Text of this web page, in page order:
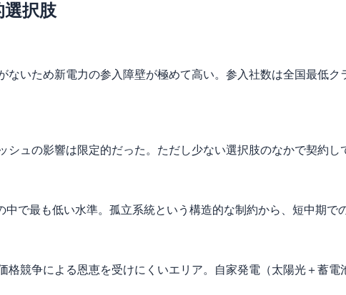
選択肢
いため新電力の参入障壁が極めて高い。参入社数は全国最低
シュの影響は限定的だった。ただし少ない選択肢のなかで契約し
で最も低い水準。孤立系統という構造的な制約から、短中期で
競争による恩恵を受けにくいエリア。自家発電（太陽光＋蓄